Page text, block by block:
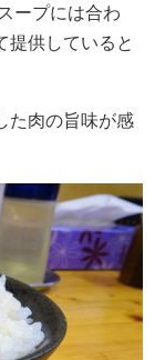
ープには合わ
提供していると
た肉の旨味が感